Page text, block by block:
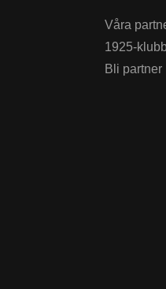
Våra
1925-
Bli partner